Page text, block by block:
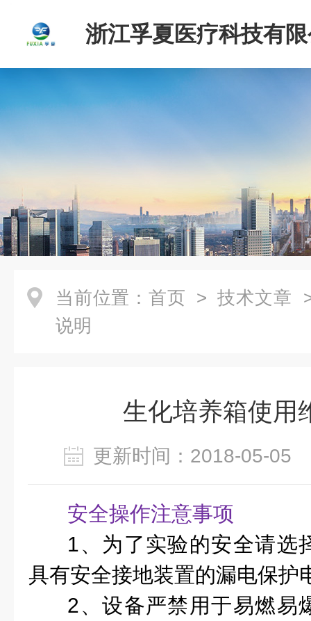
浙江孚夏医疗科技有
当前位置： 首页 > 技术文章
说明
生化培养箱使用
更新时间：2018-05-
安全操作注意事项
1、为了实验的安全请选
具有安全接地装置的漏电保护
2、设备严禁用于易燃易